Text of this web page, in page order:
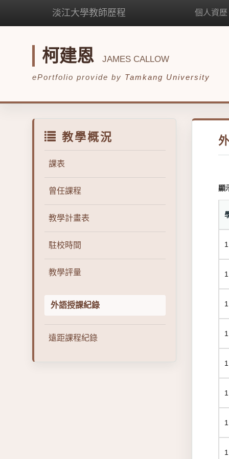
淡江大學教師歷程 個人資歷
柯建恩 JAMES CALLOW
ePortfolio provide by Tamkang University
教學概況
課表
曾任課程
教學計畫表
駐校時間
教學評量
外語授課紀錄
遠距課程紀錄
顯